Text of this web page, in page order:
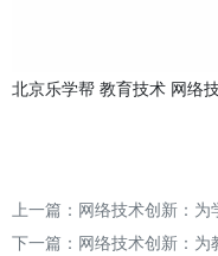
北京乐学帮 教育技术 网络
上一篇： 网络技术创新：为
下一篇： 网络技术创新：为